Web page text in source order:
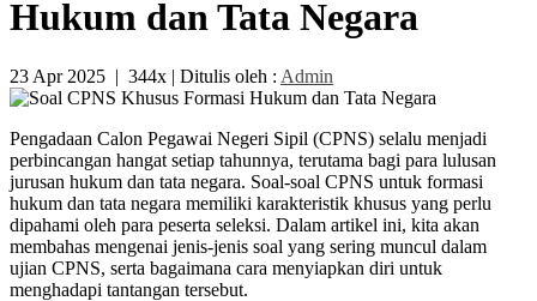
Hukum dan Tata Negara
23 Apr 2025 | 344x | Ditulis oleh : Admin
Pengadaan Calon Pegawai Negeri Sipil (CPNS) selalu menjadi
perbincangan hangat setiap tahunnya, terutama bagi para lulusan
jurusan hukum dan tata negara. Soal-soal CPNS untuk formasi
hukum dan tata negara memiliki karakteristik khusus yang perlu
dipahami oleh para peserta seleksi. Dalam artikel ini, kita akan
membahas mengenai jenis-jenis soal yang sering muncul dalam
ujian CPNS, serta bagaimana cara menyiapkan diri untuk
menghadapi tantangan tersebut.